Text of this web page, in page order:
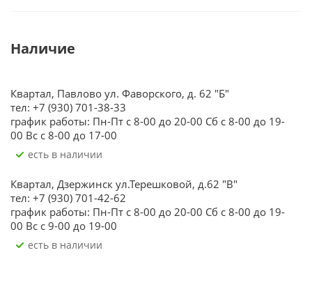
Наличие
Квартал, Павлово ул. Фаворского, д. 62 "Б"
тел: +7 (930) 701-38-33
график работы: Пн-Пт с 8-00 до 20-00 Сб с 8-00 до 19-
00 Вс с 8-00 до 17-00
Есть в наличии
Квартал, Дзержинск ул.Терешковой, д.62 "В"
тел: +7 (930) 701-42-62
график работы: Пн-Пт с 8-00 до 20-00 Сб с 8-00 до 19-
00 Вс с 9-00 до 19-00
Есть в наличии